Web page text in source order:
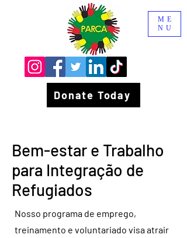
Donate Today
ME
NU
Bem-estar e Trabalho
para Integração de
Refugiados
Nosso programa de emprego,
treinamento e voluntariado visa atrair